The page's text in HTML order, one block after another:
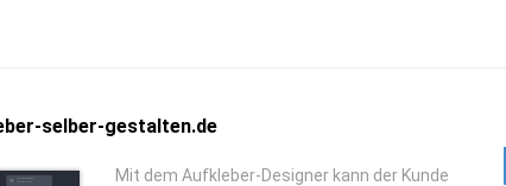
selber-gestalten.de
Mit dem Aufkleber-Designer kann der Kunde